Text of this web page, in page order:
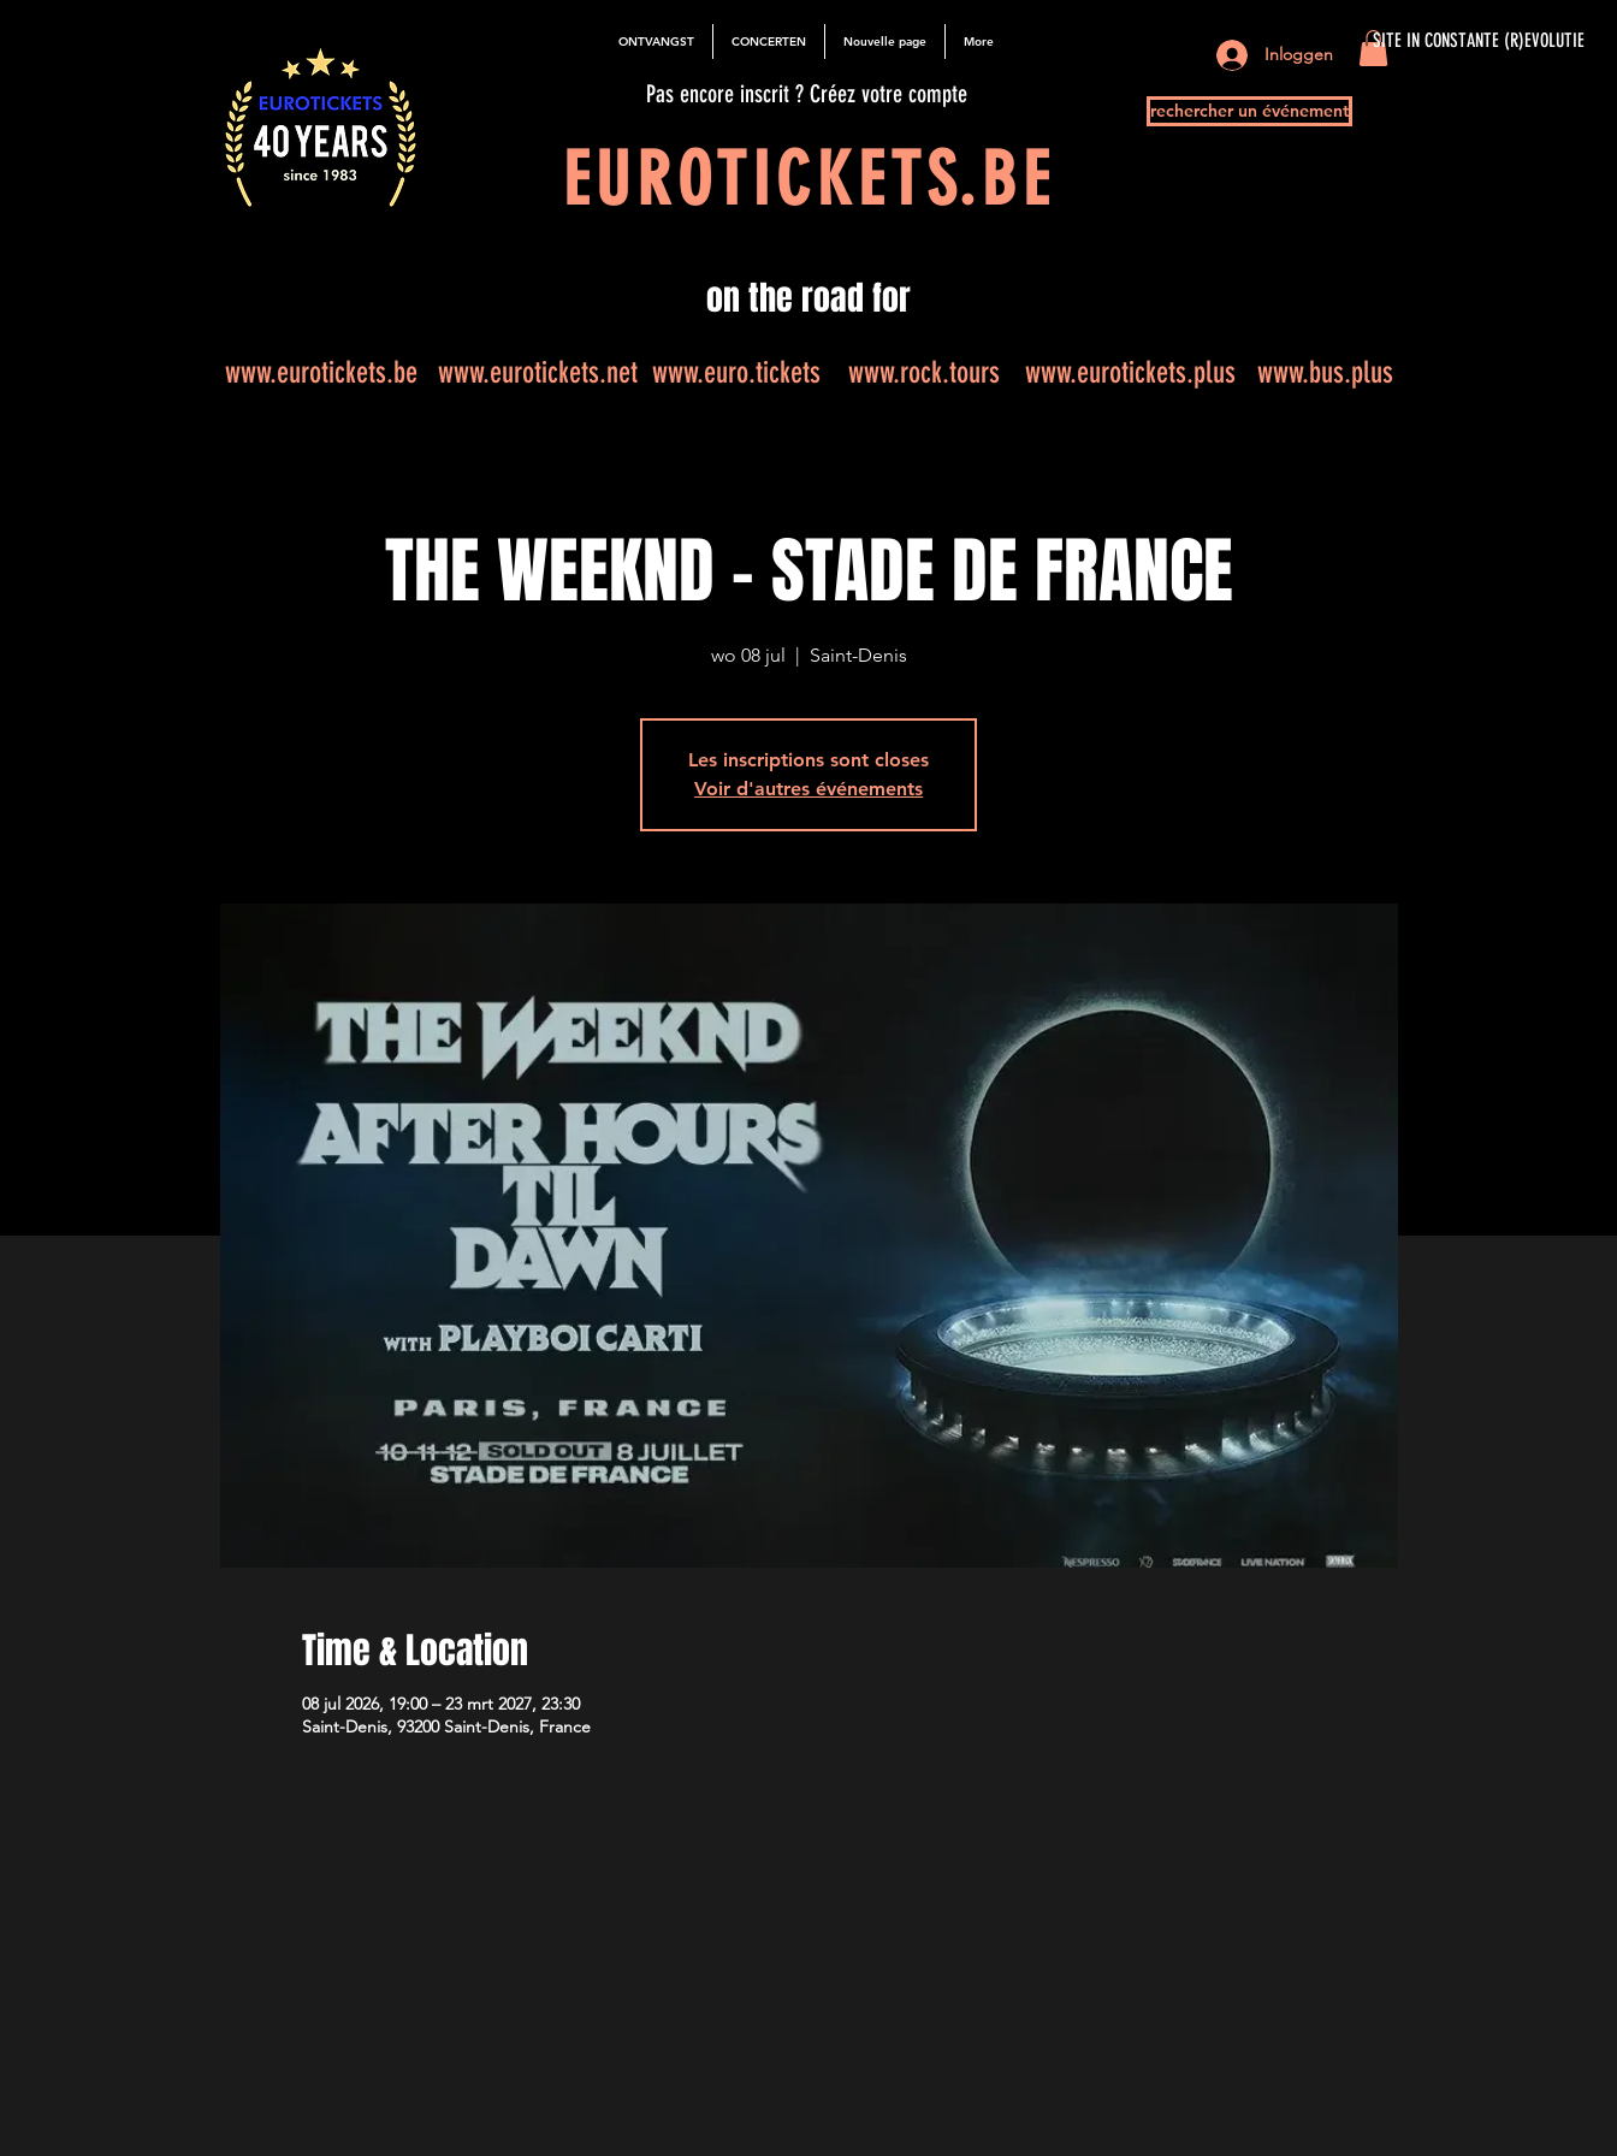
ONTVANGST CONCERTEN Nouvelle page More SITE IN CONSTANTE (R)EVOLUTIE
Pas encore inscrit ? Créez votre compte
EUROTICKETS.BE
Inloggen
rechercher un événement
on the road for
www.eurotickets.be www.eurotickets.net www.euro.tickets www.rock.tours www.eurotickets.plus www.bus.plus
THE WEEKND - STADE DE FRANCE
wo 08 jul
  |
Saint-Denis
Les inscriptions sont closes
Voir d'autres événements
Time & Location
08 jul 2026, 19:00 – 23 mrt 2027, 23:30
Saint-Denis, 93200 Saint-Denis, France